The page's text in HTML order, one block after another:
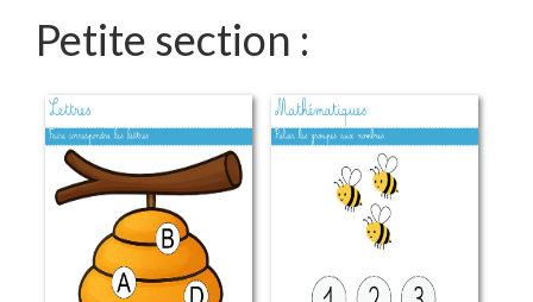
Petite section :